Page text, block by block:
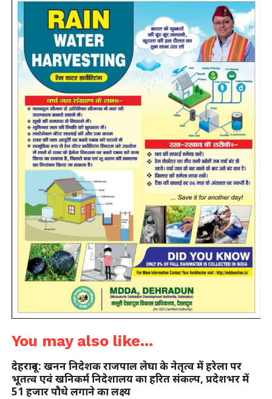
You may also like...
देहरादून: खनन निदेशक राजपाल लेघा के नेतृत्व में हरेला पर
भूतत्व एवं खनिकर्म निदेशालय का हरित संकल्प, प्रदेशभर में
51 हजार पौधे लगाने का लक्ष्य